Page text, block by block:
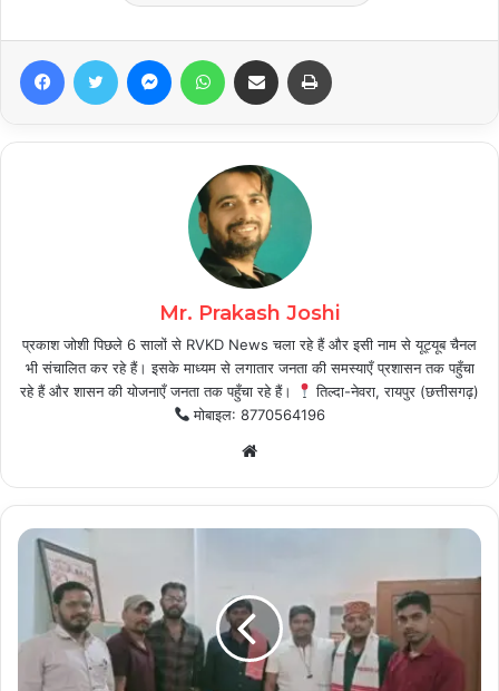
FacebookTwitter MessengerWhatsAppShare via Email
Mr. Prakash Joshi
प्रकाश जोशी पिछले 6 सालों से RVKD News चला रहे हैं और इसी नाम से यूट्यूब चैनल
भी संचालित कर रहे हैं। इसके माध्यम से लगातार जनता की समस्याएँ प्रशासन तक पहुँचा
रहे हैं और शासन की योजनाएँ जनता तक पहुँचा रहे हैं।
तिल्दा-नेवरा, रायपुर (छत्तीसगढ़)
मोबाइल: 8770564196
Website